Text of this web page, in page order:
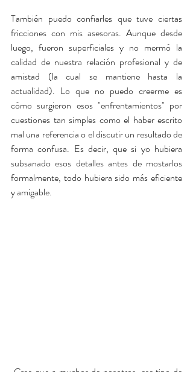
También puedo confiarles que tuve ciertas
fricciones con mis asesoras. Aunque desde
luego, fueron superficiales y no mermó la
calidad de nuestra relación profesional y de
amistad (la cual se mantiene hasta la
actualidad). Lo que no puedo creerme es
cómo surgieron esos "enfrentamientos" por
cuestiones tan simples como el haber escrito
mal una referencia o el discutir un resultado de
forma confusa. Es decir, que si yo hubiera
subsanado esos detalles antes de mostarlos
formalmente, todo hubiera sido más eficiente
y amigable.